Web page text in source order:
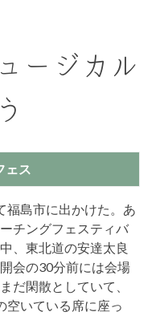
ージカル
ェス
島市に出かけた。あ
チングフェスティバ
、東北道の安達太良
会の30分前には会場
だ閑散としていて、
空いている席に座っ